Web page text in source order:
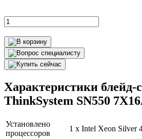
Характеристики блейд-
ThinkSystem SN550
Установлено
процессоров
1 x Intel Xeon Silver